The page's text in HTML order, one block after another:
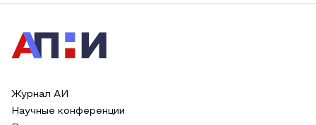
Журнал АИ
Научные конференции